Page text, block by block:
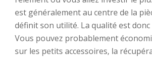
est généralement au centre de la
définit son utilité. La qualité est
Vous pouvez probablement
sur les petits accessoires, la